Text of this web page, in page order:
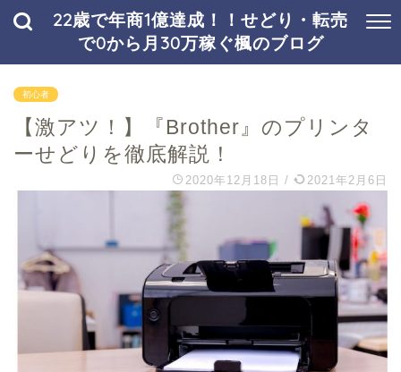
22歳で年商1億達成！！せどり・転売
で0から月30万稼ぐ楓のブログ
初心者
【激アツ！】『Brother』のプリンタ
ーせどりを徹底解説！
2020年12月18日 / 2021年2月6日